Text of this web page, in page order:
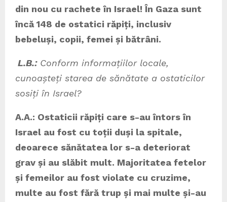
din nou cu rachete în Israel! În Gaza sunt
încă 148 de ostatici răpiți, inclusiv
bebeluși, copii, femei și bătrâni.
L.B.:Conform informațiilor locale,
cunoașteți starea de sănătate a ostaticilor
sosiți în Israel?
A.A.: Ostaticii răpiți care s-au întors în
Israel au fost cu toții duși la spitale,
deoarece sănătatea lor s-a deteriorat
grav și au slăbit mult. Majoritatea fetelor
și femeilor au fost violate cu cruzime,
multe au fost fără trup și mai multe și-au